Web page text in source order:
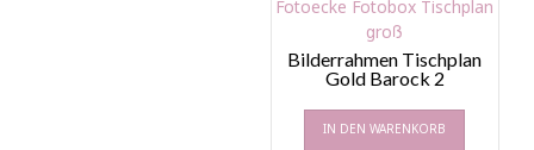
Bilderrahmen Tischplan
Gold Barock 2
IN DEN WARENKORB